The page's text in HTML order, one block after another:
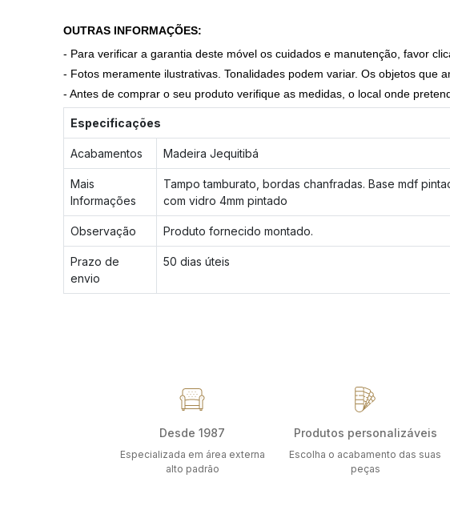
OUTRAS INFORMAÇÕES:
- Para verificar a garantia deste móvel os cuidados e manutenção, favor
- Fotos meramente ilustrativas. Tonalidades podem variar. Os objetos que
- Antes de comprar o seu produto verifique as medidas, o local onde
Especificações
Acabamentos Madeira Jequitibá
Mais
Informações
Tampo tamburato, bordas chanfradas. Base mdf
com vidro 4mm pintado
Observação Produto fornecido montado.
Prazo de
envio
50 dias úteis
Desde 1987
Especializada em área externa
alto padrão
Produtos personalizáveis
Escolha o acabamento das suas
peças